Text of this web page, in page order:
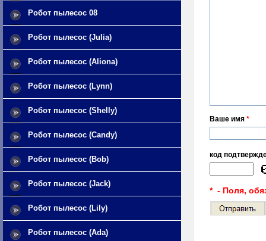
Робот пылесос 08
Робот пылесос (Julia)
Робот пылесос (Aliona)
Робот пылесос (Lynn)
Робот пылесос (Shelly)
Робот пылесос (Candy)
Робот пылесос (Bob)
Робот пылесос (Jack)
Робот пылесос (Lily)
Робот пылесос (Ada)
Ваше имя *
код
* - Поля,